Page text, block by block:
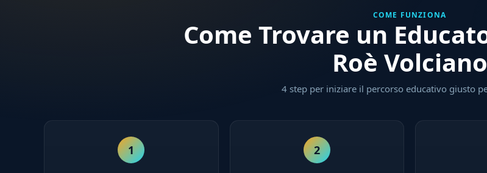
COME FUNZIONA
Come Trovare un
Roè Volciano
4 step per iniziare il percorso educativo giusto
1 2